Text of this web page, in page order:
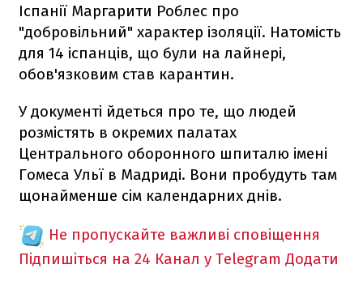
Іспанії Маргарити Роблес про
"добровільний" характер ізоляції. Натомість
для 14 іспанців, що були на лайнері,
обов'язковим став карантин.
У документі йдеться про те, що людей
розмістять в окремих палатах
Центрального оборонного шпиталю імені
Гомеса Ульї в Мадриді. Вони пробудуть там
щонайменше сім календарних днів.
Не пропускайте важливі сповіщення
Підпишіться на 24 Канал у Telegram Додати